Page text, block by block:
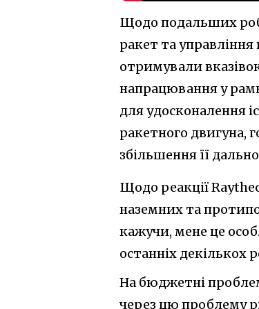
Щодо подальших
ракет та
отримували
напрацювання у
для удосконалення
ракетного двигуна,
збільшення її
Щодо реакції
наземних та
кажучи, мене це
останніх декількох
На бюджетні
через цю проблему